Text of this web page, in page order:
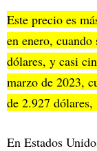
Este precio es
en enero,
dólares, y casi
marzo de 2023,
de 2.927 dólares,
En Estados